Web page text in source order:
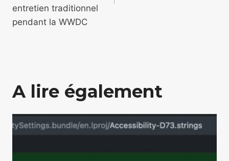
entretien traditionnel
pendant la WWDC
A lire également